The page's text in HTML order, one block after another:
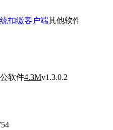
扣缴客户端其他软件
软件4.3Mv1.3.0.2